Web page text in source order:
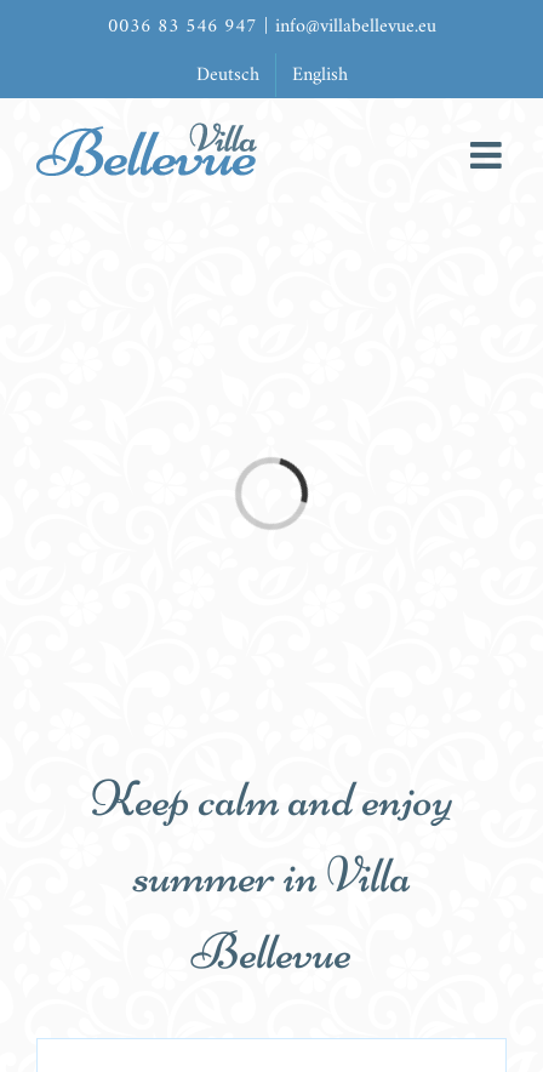
0036 83 546 947 | info@villabellevue.eu
Deutsch
English
Laden...
Keep calm and enjoy
summer in Villa
Bellevue